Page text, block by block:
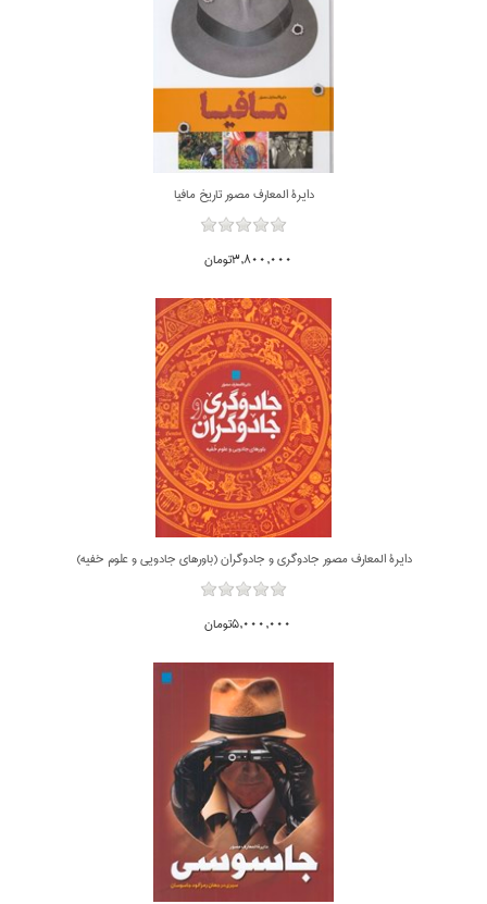
دايرة المعارف مصور تاريخ مافيا
3,800,000تومان
دايرة المعارف مصور جادوگري و جادوگران (باورهاي جادويي و علوم خفيه)
5,000,000تومان